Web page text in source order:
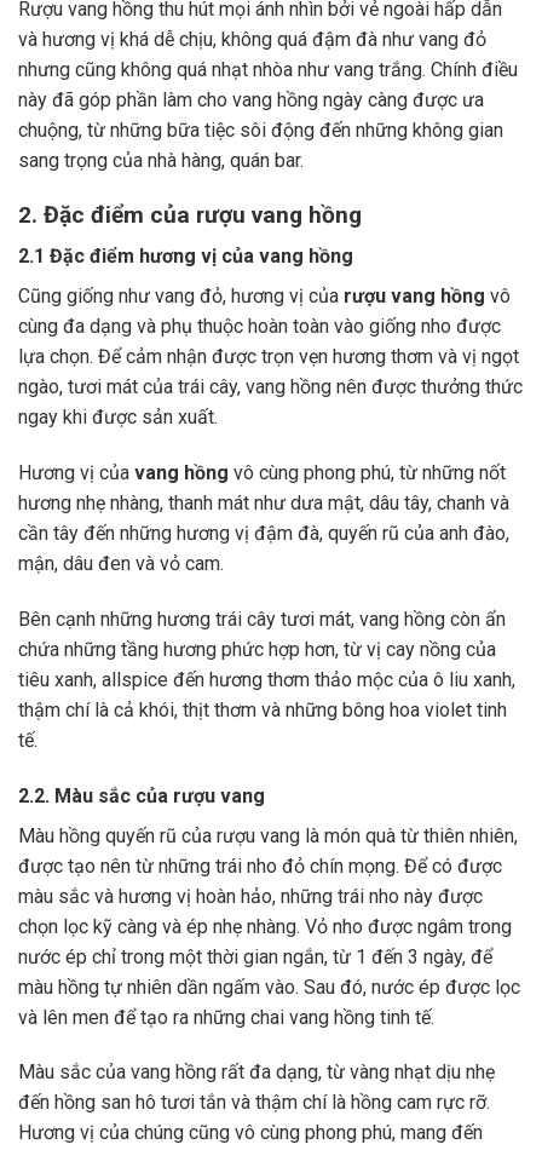
Rượu vang hồng thu hút mọi ánh nhìn bởi vẻ ngoài hấp dẫn
và hương vị khá dễ chịu, không quá đậm đà như vang đỏ
nhưng cũng không quá nhạt nhòa như vang trắng. Chính điều
này đã góp phần làm cho vang hồng ngày càng được ưa
chuộng, từ những bữa tiệc sôi động đến những không gian
sang trọng của nhà hàng, quán bar.
2. Đặc điểm của rượu vang hồng
2.1 Đặc điểm hương vị của vang hồng
Cũng giống như vang đỏ, hương vị của rượu vang hồng vô
cùng đa dạng và phụ thuộc hoàn toàn vào giống nho được
lựa chọn. Để cảm nhận được trọn vẹn hương thơm và vị ngọt
ngào, tươi mát của trái cây, vang hồng nên được thưởng thức
ngay khi được sản xuất.
Hương vị của vang hồng vô cùng phong phú, từ những nốt
hương nhẹ nhàng, thanh mát như dưa mật, dâu tây, chanh và
cần tây đến những hương vị đậm đà, quyến rũ của anh đào,
mận, dâu đen và vỏ cam.
Bên cạnh những hương trái cây tươi mát, vang hồng còn ẩn
chứa những tầng hương phức hợp hơn, từ vị cay nồng của
tiêu xanh, allspice đến hương thơm thảo mộc của ô liu xanh,
thậm chí là cả khói, thịt thơm và những bông hoa violet tinh
tế.
2.2. Màu sắc của rượu vang
Màu hồng quyến rũ của rượu vang là món quà từ thiên nhiên,
được tạo nên từ những trái nho đỏ chín mọng. Để có được
màu sắc và hương vị hoàn hảo, những trái nho này được
chọn lọc kỹ càng và ép nhẹ nhàng. Vỏ nho được ngâm trong
nước ép chỉ trong một thời gian ngắn, từ 1 đến 3 ngày, để
màu hồng tự nhiên dần ngấm vào. Sau đó, nước ép được lọc
và lên men để tạo ra những chai vang hồng tinh tế.
Màu sắc của vang hồng rất đa dạng, từ vàng nhạt dịu nhẹ
đến hồng san hô tươi tắn và thậm chí là hồng cam rực rỡ.
Hương vị của chúng cũng vô cùng phong phú, mang đến